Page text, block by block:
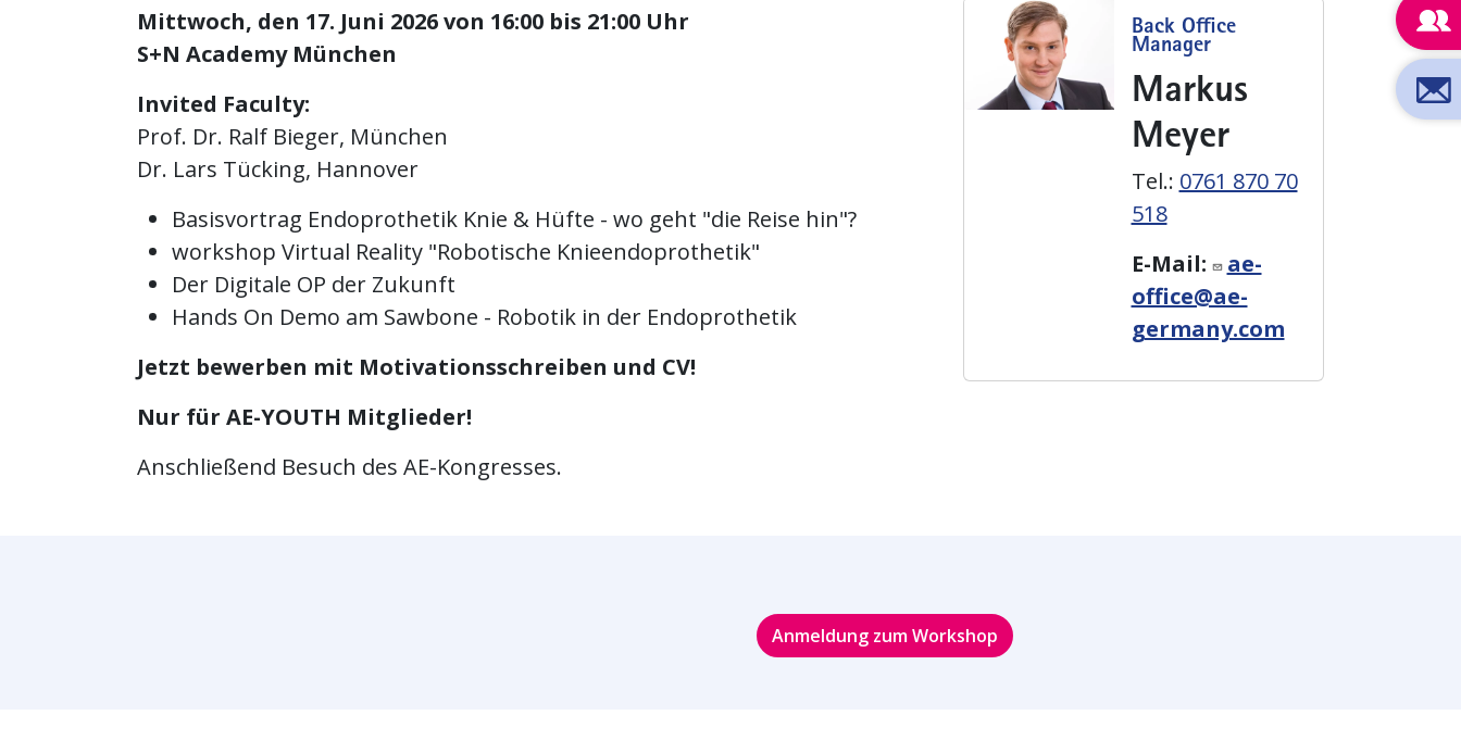
Mittwoch, den 17. Juni 2026 von 16:00 bis 21:00 Uhr
S+N Academy München
Invited Faculty:
Prof. Dr. Ralf Bieger, München
Dr. Lars Tücking, Hannover
Basisvortrag Endoprothetik Knie & Hüfte - wo geht "die Reise hin"?
workshop Virtual Reality "Robotische Knieendoprothetik"
Der Digitale OP der Zukunft
Hands On Demo am Sawbone - Robotik in der Endoprothetik
Jetzt bewerben mit Motivationsschreiben und CV!
Nur für AE-YOUTH Mitglieder!
Anschließend Besuch des AE-Kongresses.
Back Office
Manager
Markus
Meyer
Tel.: 0761 870 70
518
E-Mail:
ae-
office@ae-
germany.com
Anmeldung zum Workshop